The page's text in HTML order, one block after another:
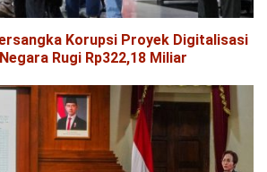
Korupsi Proyek Digitalisasi
Rugi Rp322,18 Miliar